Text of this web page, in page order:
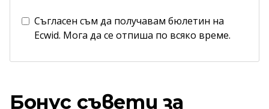
Съгласен съм да получавам бюлетин на
Ecwid. Мога да се отпиша по всяко време.
Бонус съвети за